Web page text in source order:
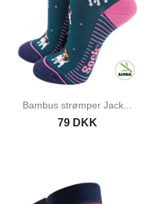
Bambus strømper Jack...
79 DKK